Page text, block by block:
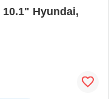
10.1" Hyundai,